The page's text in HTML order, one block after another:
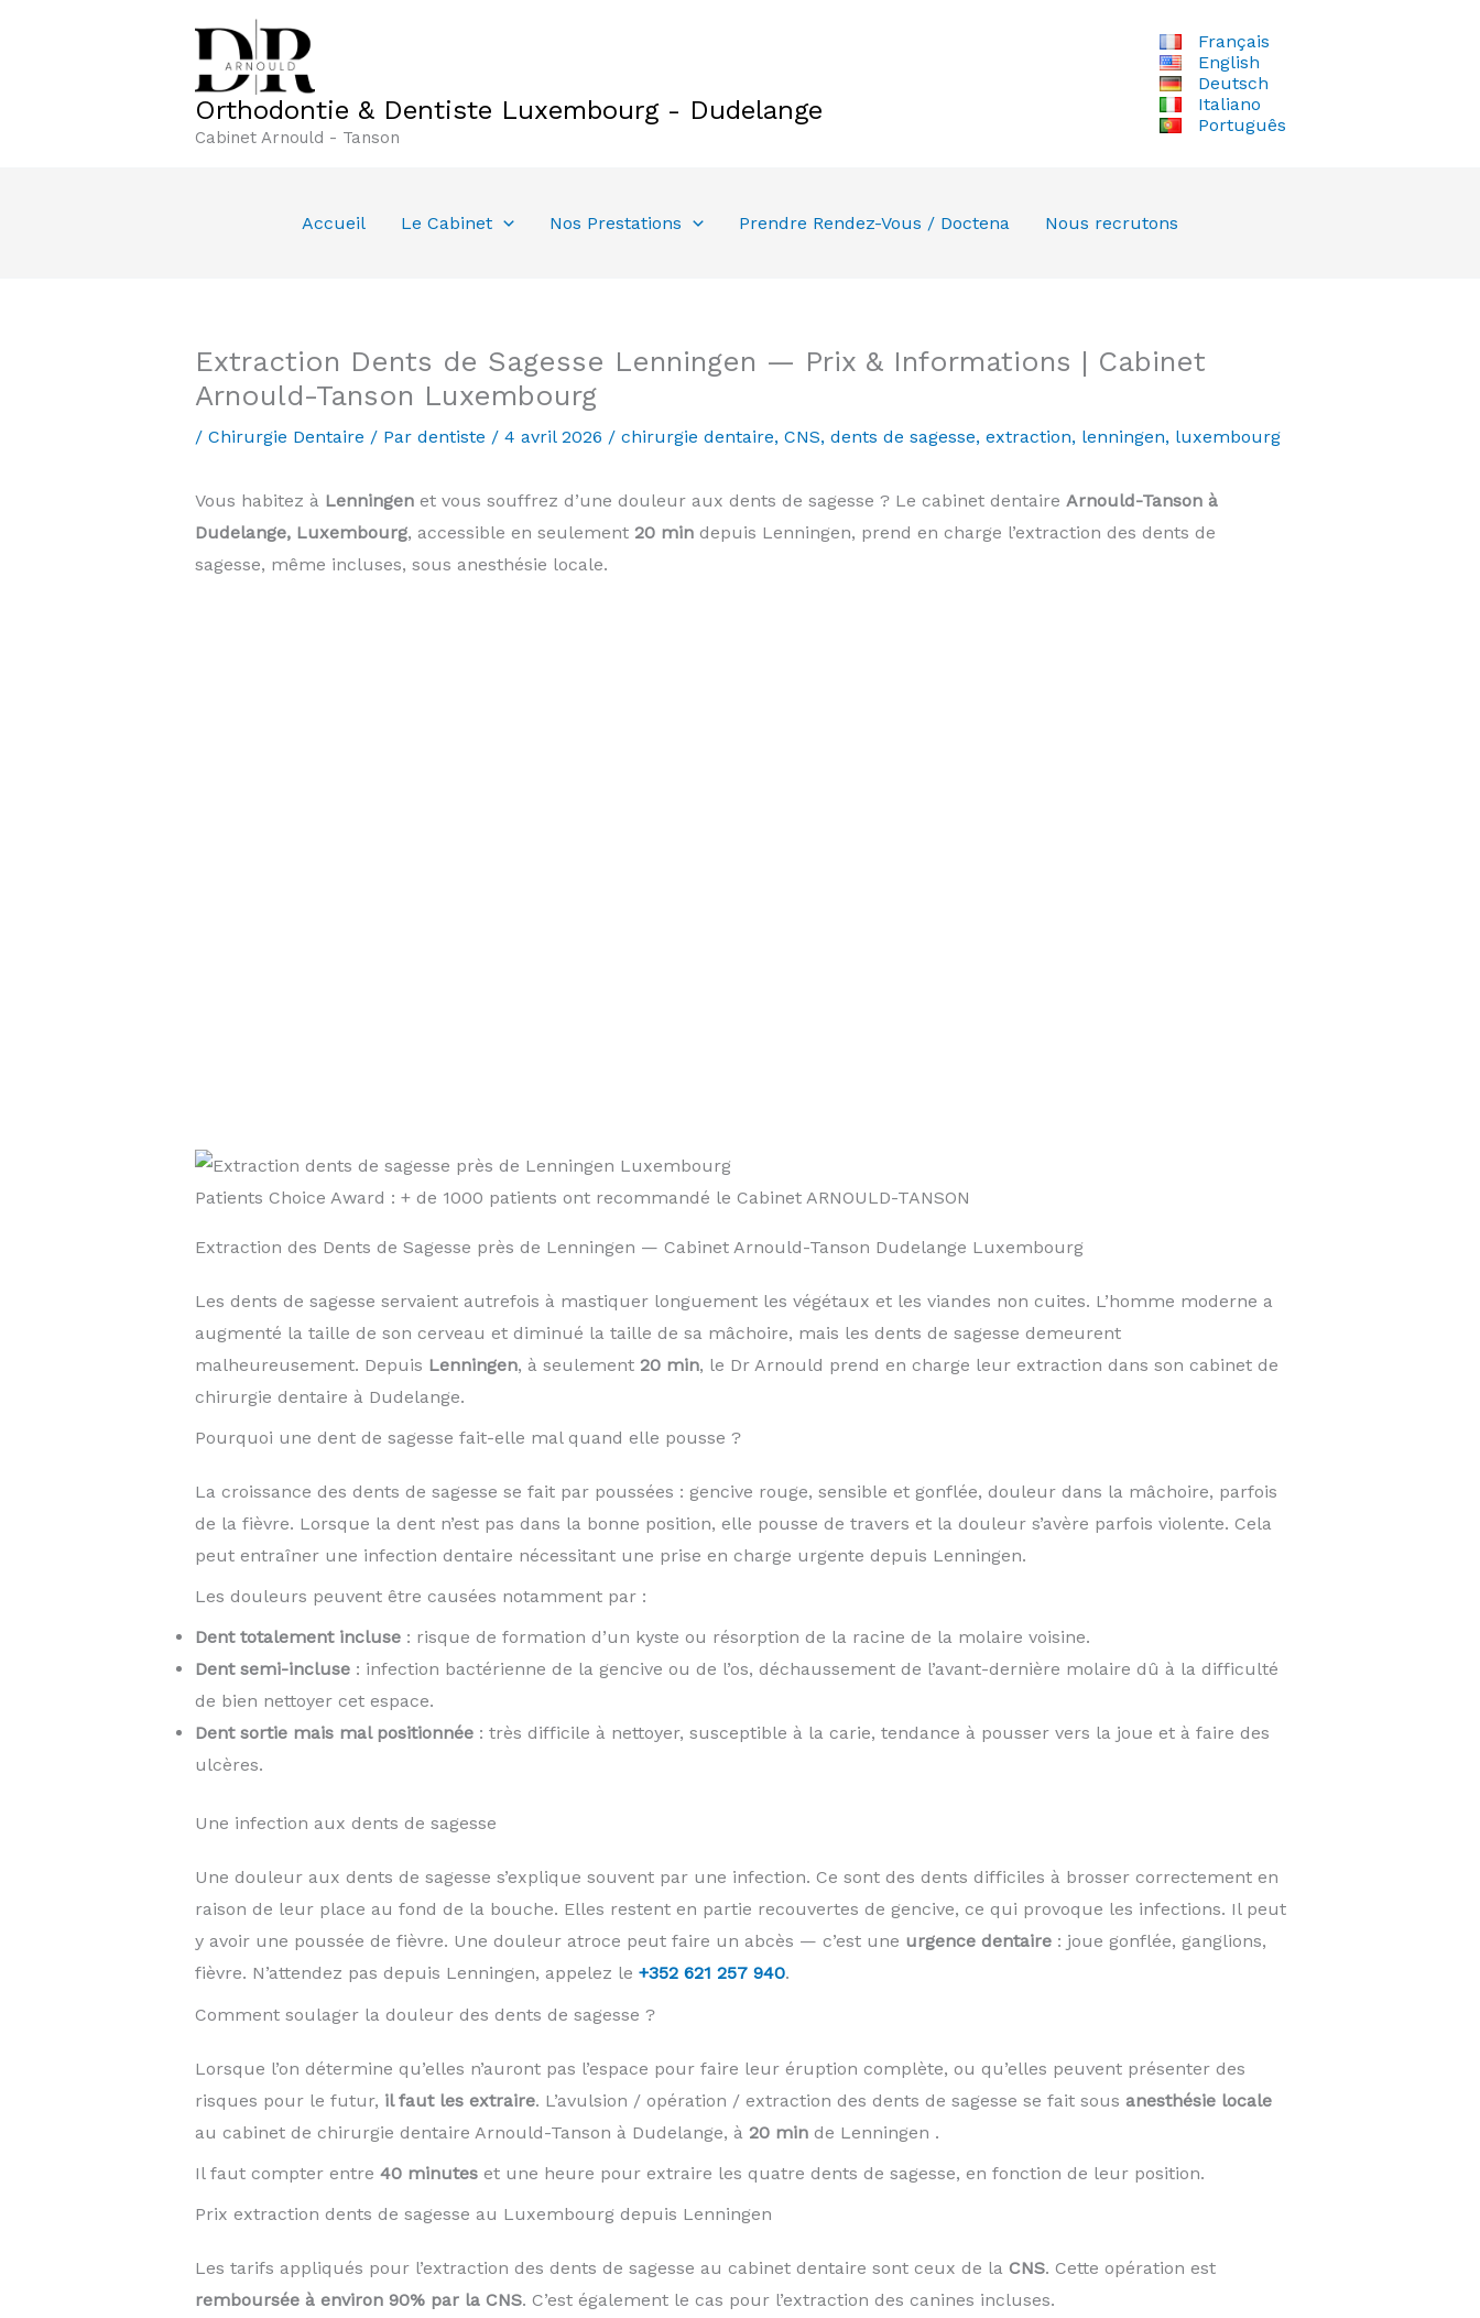
Orthodontie & Dentiste Luxembourg - Dudelange
Cabinet Arnould - Tanson
Français
English
Deutsch
Italiano
Português
Accueil Le Cabinet Nos Prestations Prendre Rendez-Vous / Doctena Nous recrutons
Extraction Dents de Sagesse Lenningen — Prix & Informations | Cabinet
Arnould-Tanson Luxembourg
/ Chirurgie Dentaire / Par dentiste / 4 avril 2026 / chirurgie dentaire, CNS, dents de sagesse, extraction, lenningen, luxembourg
Vous habitez à Lenningenet vous souffrez d’une douleur aux dents de sagesse ? Le cabinet dentaire Arnould-Tanson à
Dudelange, Luxembourg, accessible en seulement 20 mindepuis Lenningen, prend en charge l’extraction des dents de
sagesse, même incluses, sous anesthésie locale.
Patients Choice Award : + de 1000 patients ont recommandé le Cabinet ARNOULD-TANSON
Extraction des Dents de Sagesse près de Lenningen — Cabinet Arnould-Tanson Dudelange Luxembourg
Les dents de sagesse servaient autrefois à mastiquer longuement les végétaux et les viandes non cuites. L’homme moderne a
augmenté la taille de son cerveau et diminué la taille de sa mâchoire, mais les dents de sagesse demeurent
malheureusement. Depuis Lenningen, à seulement 20 min, le Dr Arnould prend en charge leur extraction dans son cabinet de
chirurgie dentaire à Dudelange.
Pourquoi une dent de sagesse fait-elle mal quand elle pousse ?
La croissance des dents de sagesse se fait par poussées : gencive rouge, sensible et gonflée, douleur dans la mâchoire, parfois
de la fièvre. Lorsque la dent n’est pas dans la bonne position, elle pousse de travers et la douleur s’avère parfois violente. Cela
peut entraîner une infection dentaire nécessitant une prise en charge urgente depuis Lenningen.
Les douleurs peuvent être causées notamment par :
Dent totalement incluse: risque de formation d’un kyste ou résorption de la racine de la molaire voisine.
Dent semi-incluse: infection bactérienne de la gencive ou de l’os, déchaussement de l’avant-dernière molaire dû à la difficulté
de bien nettoyer cet espace.
Dent sortie mais mal positionnée: très difficile à nettoyer, susceptible à la carie, tendance à pousser vers la joue et à faire des
ulcères.
Une infection aux dents de sagesse
Une douleur aux dents de sagesse s’explique souvent par une infection. Ce sont des dents difficiles à brosser correctement en
raison de leur place au fond de la bouche. Elles restent en partie recouvertes de gencive, ce qui provoque les infections. Il peut
y avoir une poussée de fièvre. Une douleur atroce peut faire un abcès — c’est une urgence dentaire: joue gonflée, ganglions,
fièvre. N’attendez pas depuis Lenningen, appelez le +352 621 257 940.
Comment soulager la douleur des dents de sagesse ?
Lorsque l’on détermine qu’elles n’auront pas l’espace pour faire leur éruption complète, ou qu’elles peuvent présenter des
risques pour le futur, il faut les extraire. L’avulsion / opération / extraction des dents de sagesse se fait sous anesthésie locale
au cabinet de chirurgie dentaire Arnould-Tanson à Dudelange, à 20 minde Lenningen .
Il faut compter entre 40 minuteset une heure pour extraire les quatre dents de sagesse, en fonction de leur position.
Prix extraction dents de sagesse au Luxembourg depuis Lenningen
Les tarifs appliqués pour l’extraction des dents de sagesse au cabinet dentaire sont ceux de la CNS. Cette opération est
remboursée à environ 90% par la CNS. C’est également le cas pour l’extraction des canines incluses.